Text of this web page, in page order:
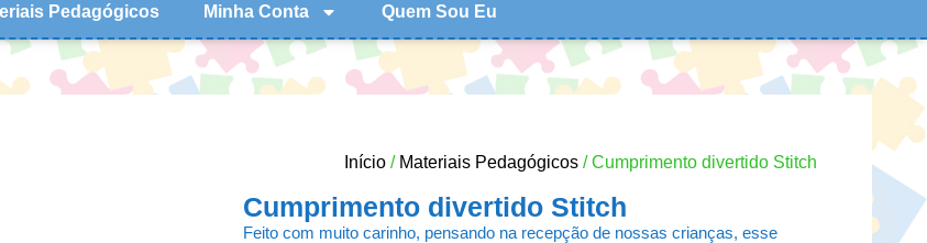
Pedagógicos Minha Conta Quem Sou Eu
Início / Materiais Pedagógicos / Cumprimento divertido Stitch
Cumprimento divertido Stitch
Feito com muito carinho, pensando na recepção de nossas crianças, esse